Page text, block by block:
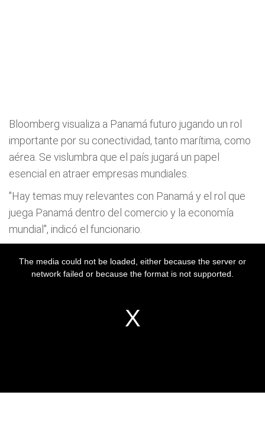
Bloomberg visualiza a Panamá futuro jugando un rol
importante por su conectividad, tanto marítima, como
aérea. Se vislumbra que el país jugará un papel
esencial en atraer empresas mundiales.
"Hay temas muy relevantes con Panamá y el rol que
juega Panamá dentro del comercio y la economía
mundial", indicó el funcionario.